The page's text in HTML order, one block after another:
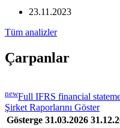
23.11.2023
Tüm analizler
Çarpanlar
newFull IFRS financial
Şirket Raporlarını Göster
Gösterge 31.03.2026